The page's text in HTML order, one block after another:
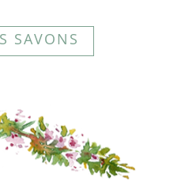
SAVONS